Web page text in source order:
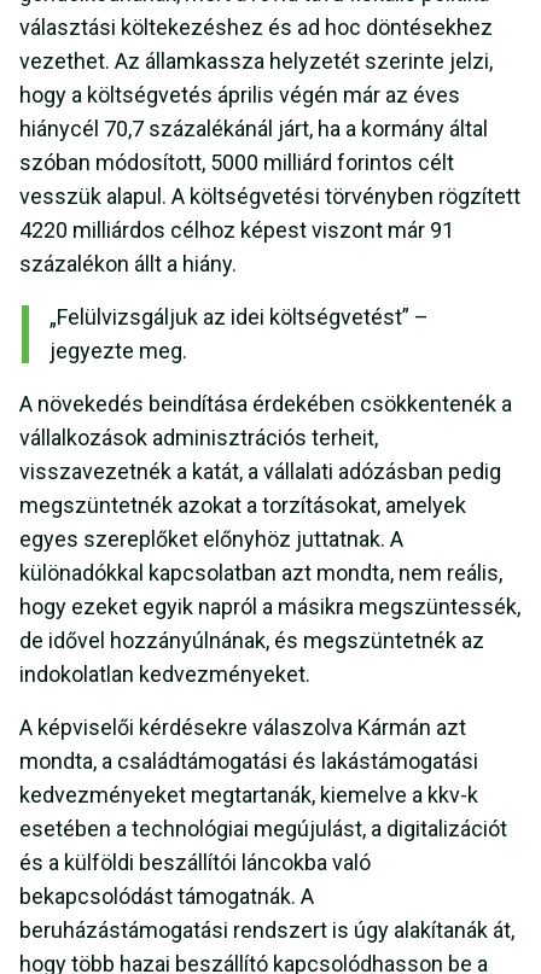
választási költekezéshez és ad hoc döntésekhez
vezethet. Az államkassza helyzetét szerinte jelzi,
hogy a költségvetés április végén már az éves
hiánycél 70,7 százalékánál járt, ha a kormány által
szóban módosított, 5000 milliárd forintos célt
vesszük alapul. A költségvetési törvényben rögzített
4220 milliárdos célhoz képest viszont már 91
százalékon állt a hiány.
„Felülvizsgáljuk az idei költségvetést” –
jegyezte meg.
A növekedés beindítása érdekében csökkentenék a
vállalkozások adminisztrációs terheit,
visszavezetnék a katát, a vállalati adózásban pedig
megszüntetnék azokat a torzításokat, amelyek
egyes szereplőket előnyhöz juttatnak. A
különadókkal kapcsolatban azt mondta, nem reális,
hogy ezeket egyik napról a másikra megszüntessék,
de idővel hozzányúlnának, és megszüntetnék az
indokolatlan kedvezményeket.
A képviselői kérdésekre válaszolva Kármán azt
mondta, a családtámogatási és lakástámogatási
kedvezményeket megtartanák, kiemelve a kkv-k
esetében a technológiai megújulást, a digitalizációt
és a külföldi beszállítói láncokba való
bekapcsolódást támogatnák. A
beruházástámogatási rendszert is úgy alakítanák át,
hogy több hazai beszállító kapcsolódhasson be a